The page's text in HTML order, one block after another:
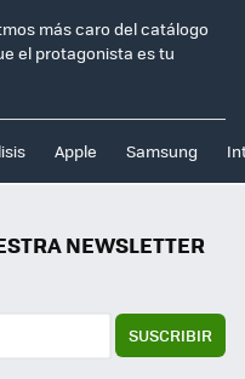
más caro del catálogo
el protagonista es tu
Apple Samsung
NEWSLETTER
SUSCRIBIR